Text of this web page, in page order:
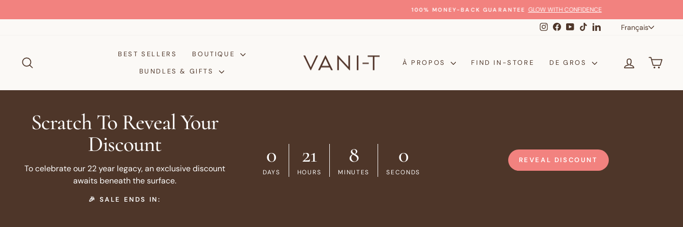
au
GLOW WITH CONFIDENCE
InstagramFacebookYouTube
TikTokLinkedInLangue
Français
BEST SELLERS
BOUTIQUE
BUNDLES & GIFTS
À PROPOS FIND IN-STORE DE GROS SE
Scratch To Reveal Your
Discount
To celebrate our 22 year legacy, an exclusive discount
awaits beneath the surface.
🎉 SALE ENDS IN:
0
DAYS
21
HOURS
7
MINUTES
59
SECONDS
REVEAL DISCOUNT